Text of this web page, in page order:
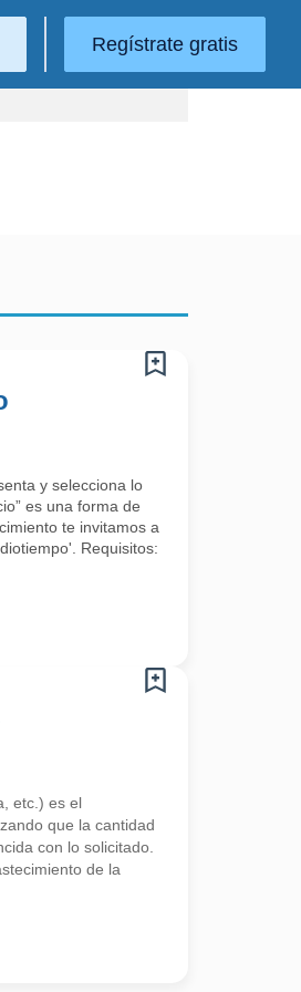
Regístrate gratis
y selecciona lo
es una forma de
te invitamos a
Requisitos:
etc.) es el
que la cantidad
con lo solicitado.
de la